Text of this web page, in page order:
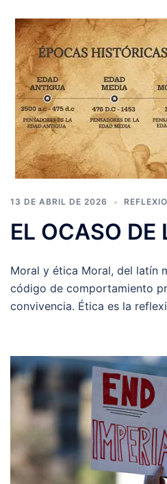
13 DE ABRIL DE 2026
EL OCASO DE
Moral y ética Moral, del latín
código de comportamiento
convivencia. Ética es la